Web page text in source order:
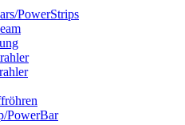
PowerStrips
PowerBar